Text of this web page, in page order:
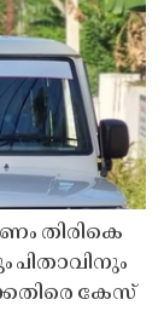
തിരികെ
പിതാവിനും
കേസ്